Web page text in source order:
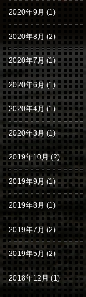
2020年9月 (1)
2020年8月 (2)
2020年7月(1)
2020年6月(1)
2020年4月(1)
2020年3月(1)
2019年10月(2)
2019年9月(1)
2019年8月 (1)
2019年7月(2)
2019年5月 (2)
2018年12月(1)